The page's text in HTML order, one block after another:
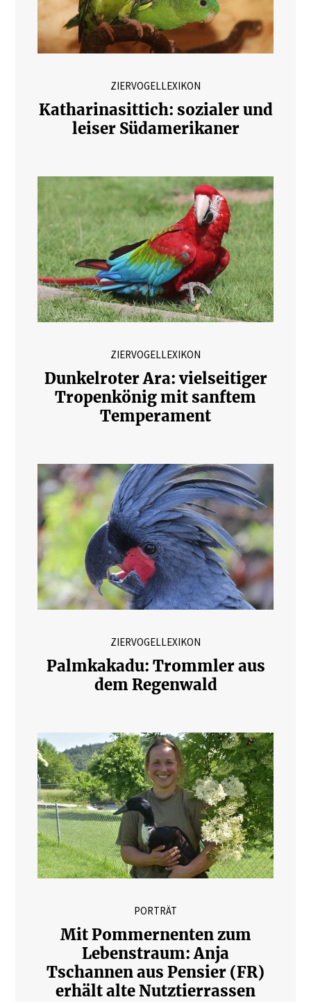
ZIERVOGELLEXIKON
Katharinasittich: sozialer und
leiser Südamerikaner
ZIERVOGELLEXIKON
Dunkelroter Ara: vielseitiger
Tropenkönig mit sanftem
Temperament
ZIERVOGELLEXIKON
Palmkakadu: Trommler aus
dem Regenwald
PORTRÄT
Mit Pommernenten zum
Lebenstraum: Anja
Tschannen aus Pensier (FR)
erhält alte Nutztierrassen